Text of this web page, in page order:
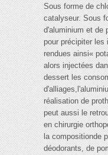
Sous forme de
catalyseur. Sous
d'aluminium et de
pour précipiter les
rendues ainsi«
alors injectées
dessert les
réalisation de
peut aussi le
en chirurgie
la compositionde
déodorants, de